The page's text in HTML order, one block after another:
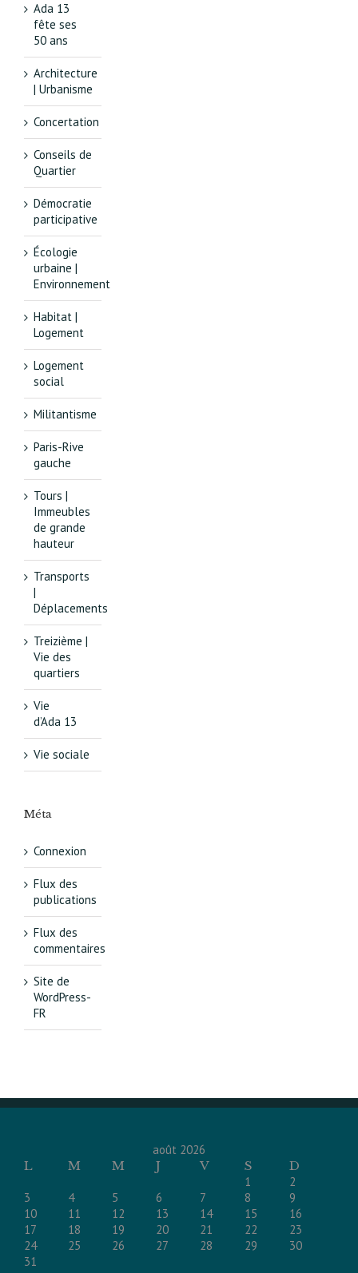
Ada 13
fête ses
50 ans
Architecture
| Urbanisme
Concertation
Conseils de
Quartier
Démocratie
participative
Écologie
urbaine |
Environnement
Habitat |
Logement
Logement
social
Militantisme
Paris-Rive
gauche
Tours |
Immeubles
de grande
hauteur
Transports
|
Déplacements
Treizième |
Vie des
quartiers
Vie
d’Ada 13
Vie sociale
Méta
Connexion
Flux des
publications
Flux des
commentaires
Site de
WordPress-
FR
août 2026
L
M M J V S
D
1
2
3
4 5 6 7 8
9
10
11 12 13 14 15
16
17
18 19 20 21 22
23
24
25 26 27 28 29
30
31